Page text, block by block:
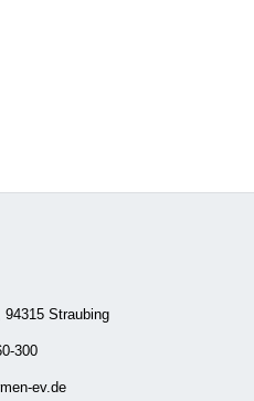
Straubing
300
ev.de